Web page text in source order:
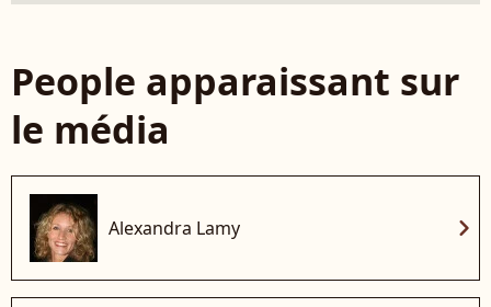
People apparaissant sur
le média
Alexandra Lamy chevron_right